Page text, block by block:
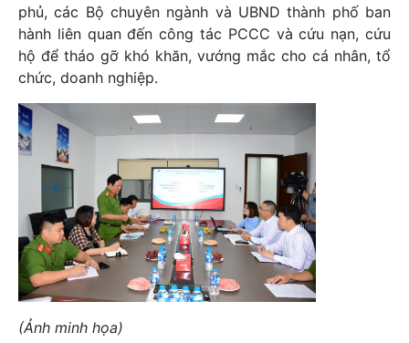
phủ, các Bộ chuyên ngành và UBND thành phố ban
hành liên quan đến công tác PCCC và cứu nạn, cứu
hộ để tháo gỡ khó khăn, vướng mắc cho cá nhân, tổ
chức, doanh nghiệp.
(Ảnh minh họa)